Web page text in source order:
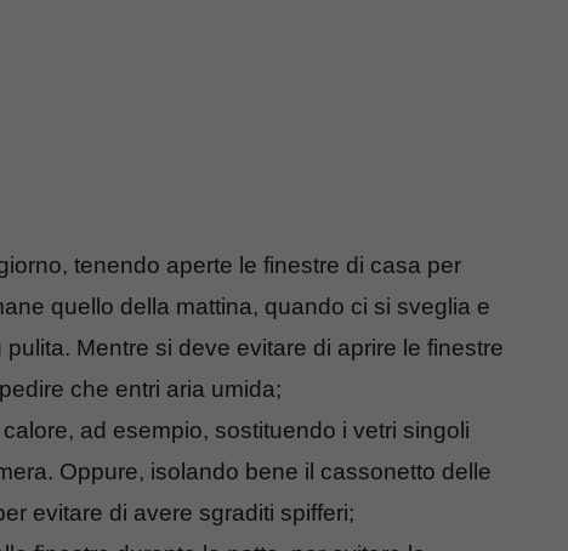
tenendo aperte le finestre di casa per
quello della mattina, quando ci si sveglia e
pulita. Mentre si deve evitare di aprire le finestre
che entri aria umida;
ad esempio, sostituendo i vetri singoli
Oppure, isolando bene il cassonetto delle
evitare di avere sgraditi spifferi;